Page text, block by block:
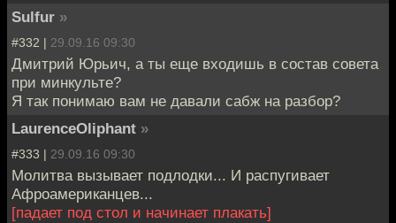
Sulfur »
#332 | 29.09.16 09:30
Дмитрий Юрьич, а ты еще входишь в состав совета
при минкульте?
Я так понимаю вам не давали сабж на разбор?
LaurenceOliphant »
#333 | 29.09.16 09:30
Молитва вызывает подлодки... И распугивает
Афроамериканцев...
[падает под стол и начинает плакать]